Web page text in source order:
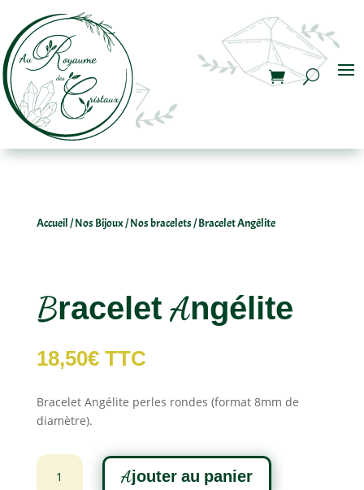
Accueil/Nos Bijoux/Nos bracelets/ Bracelet Angélite
Bracelet Angélite
18,50€ TTC
Bracelet Angélite perles rondes (format 8mm de
diamètre).
quantité
Ajouter au panier
A